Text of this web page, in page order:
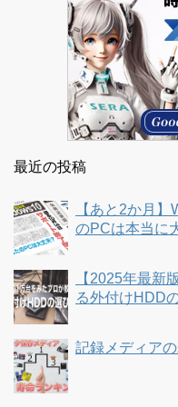
最近の投稿
【あと2か月
のPCは本当に
【2025年最新
る外付けHDD
記録メディア